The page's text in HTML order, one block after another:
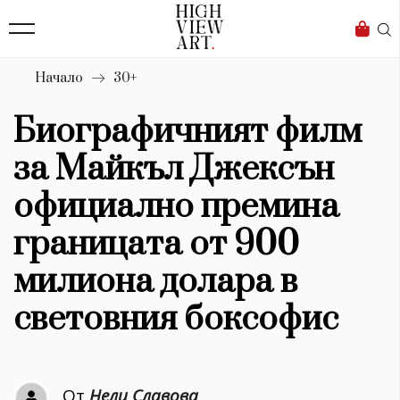
Бизнес
Мода
Dialogue
Изкуство
4340
Красота
777
Дизайн
1272
Книги
Начало 30+
Биографичният филм
за Майкъл Джексън
официално премина
границата от 900
милиона долара в
световния боксофис